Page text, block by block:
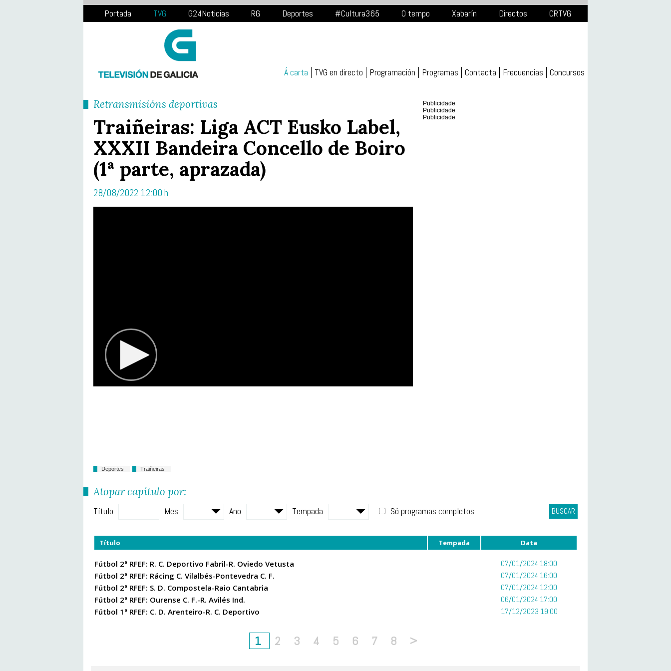
Portada TVG G24Noticias RG Deportes #Cultura365 O tempo Xabarín Directos CRTVG
Á carta TVG en directo Programación Programas Contacta Frecuencias Concursos
Retransmisións deportivas
Traiñeiras: Liga ACT Eusko Label,
XXXII Bandeira Concello de Boiro
(1ª parte, aprazada)
28/08/2022 12:00 h
Deportes Traiñeiras
Publicidade
Publicidade
Publicidade
Atopar capítulo por:
Título Mes Ano Tempada Só programas completos BUSCAR
Título Tempada Data
Fútbol 2ª RFEF: R. C. Deportivo Fabril-R. Oviedo Vetusta 07/01/2024 18:00
Fútbol 2ª RFEF: Rácing C. Vilalbés-Pontevedra C. F. 07/01/2024 16:00
Fútbol 2ª RFEF: S. D. Compostela-Raio Cantabria 07/01/2024 12:00
Fútbol 2ª RFEF: Ourense C. F.-R. Avilés Ind. 06/01/2024 17:00
Fútbol 1ª RFEF: C. D. Arenteiro-R. C. Deportivo 17/12/2023 19:00
1 2 3 4 5 6 7 8 >